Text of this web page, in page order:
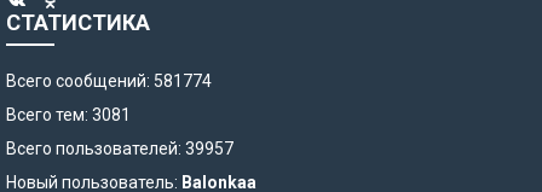
СТАТИСТИКА
Всего сообщений: 581774
Всего тем: 3081
Всего пользователей: 39957
Новый пользователь: Balonkaa